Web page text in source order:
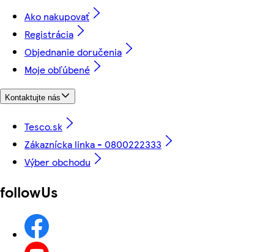
Ako nakupovať
Registrácia
Objednanie doručenia
Moje obľúbené
Kontaktujte nás
Tesco.sk
Zákaznícka linka - 0800222333
Výber obchodu
followUs